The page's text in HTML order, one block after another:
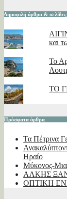
Δημοφιλή άρθρα & σελίδες
και
Το
ΤΟ
Πρόσφατα άρθρα
Τα Πέτρινα
Ηραίο
Μύκονος-
ΑΛΚΗΣ
ΟΠΤΙΚΗ